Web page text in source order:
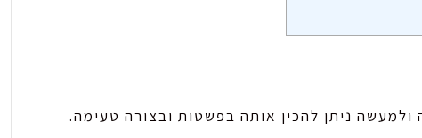
ולמעשה ניתן להכין אותה בפשטות ובצורה טעימה.